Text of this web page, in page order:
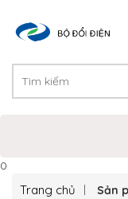
0
Trang chủ Sản